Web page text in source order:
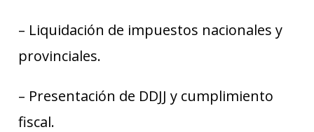
– Liquidación de impuestos nacionales y
provinciales.
– Presentación de DDJJ y cumplimiento
fiscal.